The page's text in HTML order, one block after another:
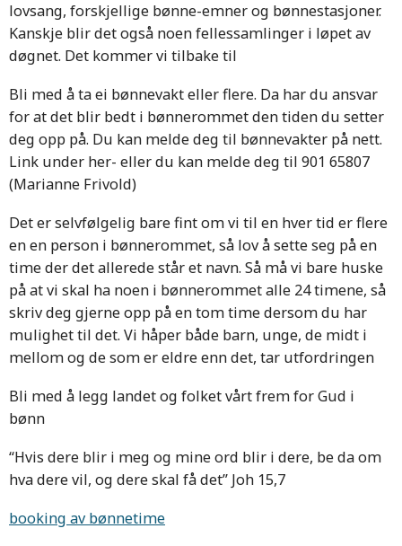
lovsang, forskjellige bønne-emner og bønnestasjoner.
Kanskje blir det også noen fellessamlinger i løpet av
døgnet. Det kommer vi tilbake til
Bli med å ta ei bønnevakt eller flere. Da har du ansvar
for at det blir bedt i bønnerommet den tiden du setter
deg opp på. Du kan melde deg til bønnevakter på nett.
Link under her- eller du kan melde deg til 901 65807
(Marianne Frivold)
Det er selvfølgelig bare fint om vi til en hver tid er flere
en en person i bønnerommet, så lov å sette seg på en
time der det allerede står et navn. Så må vi bare huske
på at vi skal ha noen i bønnerommet alle 24 timene, så
skriv deg gjerne opp på en tom time dersom du har
mulighet til det. Vi håper både barn, unge, de midt i
mellom og de som er eldre enn det, tar utfordringen
Bli med å legg landet og folket vårt frem for Gud i
bønn
“Hvis dere blir i meg og mine ord blir i dere, be da om
hva dere vil, og dere skal få det” Joh 15,7
booking av bønnetime